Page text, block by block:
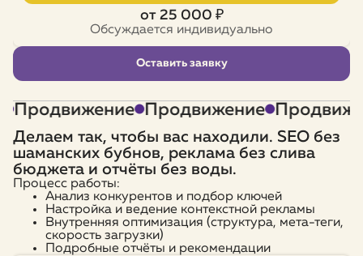
от 25 000 ₽
Обсуждается индивидуально
Оставить заявку
Продвижение
Делаем так, чтобы вас находили. SEO без
шаманских бубнов, реклама без слива
бюджета и отчёты без воды.
Процесс работы:
Анализ конкурентов и подбор ключей
Настройка и ведение контекстной рекламы
Внутренняя оптимизация (структура, мета-теги,
скорость загрузки)
Подробные отчёты и рекомендации